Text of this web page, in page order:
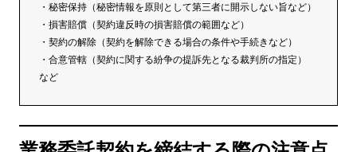
・秘密保持（秘密情報を原則として第三者に開示しない旨など）
・損害賠償（契約違反時の損害賠償の範囲など）
・契約の解除（契約を解除できる場合の条件や手続きなど）
・合意管轄（契約に関する紛争の提訴先となる裁判所の指定）
など